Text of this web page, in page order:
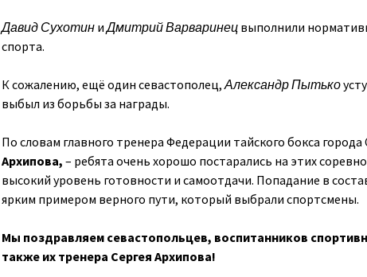
Давид СухотиниДмитрий Варваринецвыполнили
спорта.
К сожалению, ещё один севастополец,Александр Пытько
выбыл из борьбы за награды.
По словам главного тренера Федерации тайского бокса города
Архипова, – ребята очень хорошо постарались на этих
высокий уровень готовности и самоотдачи. Попадание в
ярким примером верного пути, который выбрали спортсмены.
Мы поздравляем севастопольцев, воспитанников
также их тренера Сергея Архипова!